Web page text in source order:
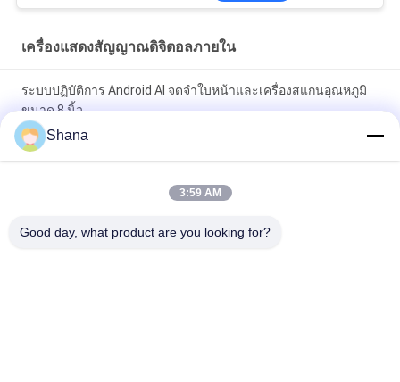
เครื่องแสดงสัญญาณดิจิตอลภายใน
ระบบปฏิบัติการ Android AI จดจำใบหน้าและเครื่องสแกนอุณหภูมิ
ขนาด 8 นิ้ว
Smartboard Rotating Indoor Digital Signage Displays จอสัมผัส
Shana
3:59 AM
Good day, what product are you looking for?